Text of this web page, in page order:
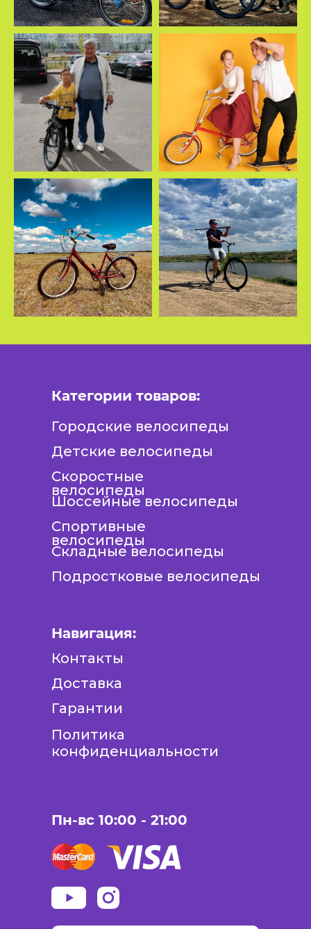
Навигация:
Контакты
Доставка
Категории товаров:
Городские велосипеды
Гарантии
Детские велосипеды
Политика
конфиденциальности
Скоростные
велосипеды
Шоссейные велосипеды
Спортивные
велосипеды
Складные велосипеды
Подростковые велосипеды
+7 747 094 8030
Пн-вс 10:00 - 21:00